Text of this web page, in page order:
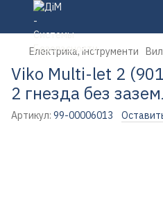
Електрика, інструменти
Viko Multi-let 2
2 гнезда без
Артикул: 99-00006013